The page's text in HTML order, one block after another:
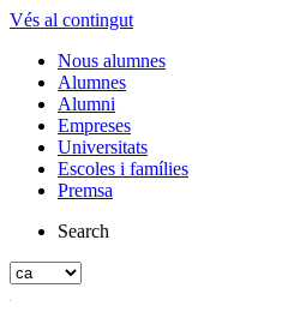
Vés al contingut
Nous alumnes
Alumnes
Alumni
Empreses
Universitats
Escoles i famílies
Premsa
Search